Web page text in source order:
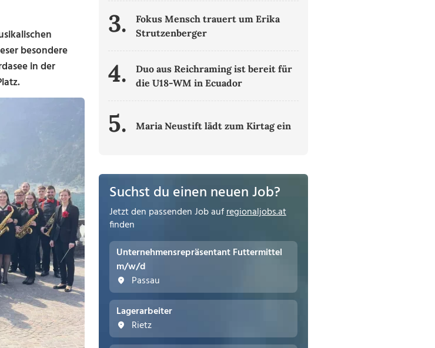
besondere
in der
3.
Fokus Mensch trauert um Erika
Strutzenberger
4.
Duo aus Reichraming ist bereit für
die U18-WM in Ecuador
5. Maria Neustift lädt zum Kirtag ein
Suchst du einen neuen Job?
Jetzt den passenden Job aufregionaljobs.at
finden
Unternehmensrepräsentant Futtermittel
m/w/d
Passau
Lagerarbeiter
Rietz